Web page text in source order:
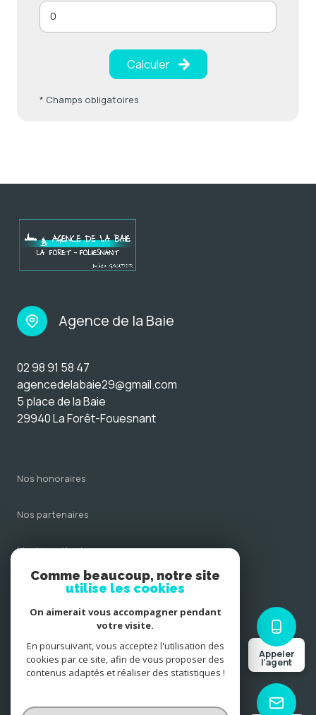
Appeler
l'agent
Calculer
* Champs obligatoires
Agence de la Baie
02 98 91 58 47
agencedelabaie29@gmail.com
5 place de la Baie
29940 La Forêt-Fouesnant
nos honoraires
nos partenaires
mentions légales
cookies
© 2026 | Tous droits réservés
Comme beaucoup, notre site
utilise les cookies
On aimerait vous accompagner pendant
votre visite.
En poursuivant, vous acceptez l'utilisation des
cookies par ce site, afin de vous proposer des
contenus adaptés et réaliser des statistiques !